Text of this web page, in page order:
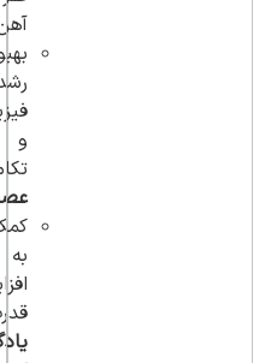
و
به